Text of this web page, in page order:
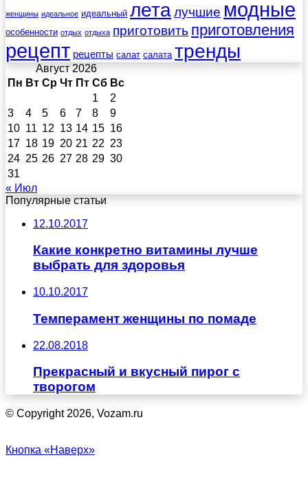
женщины идеальное идеальный леталучшие модные
особенности отдых отдыха приготовить приготовления
рецепт рецепты салат салата тренды
Август 2026
Пн Вт Ср Чт Пт Сб Вс
1
2
3
4 5 6 7 8
9
10 11 12 13 14 15 16
17 18 19 20 21 22 23
24 25 26 27 28 29 30
31
« Июл
Популярные статьи
12.10.2017
Какие конкретно витамины лучше
выбрать для здоровья
10.10.2017
Темперамент женщины по помаде
22.08.2018
Прекрасный и вкусный пирог с
творогом
© Copyright 2026, Vozam.ru
Кнопка «Наверх»